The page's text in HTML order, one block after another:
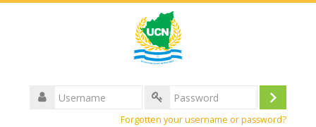
Username
Log
Forgotten your username or password?